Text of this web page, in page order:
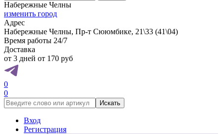
Набережные Челны
изменить город
Адрес
Набережные Челны, Пр-т Сююмбике, 21\33 (41\04)
Время работы 24/7
Доставка
от 3 дней от 170 руб
0
0
Искать
Вход
Регистрация